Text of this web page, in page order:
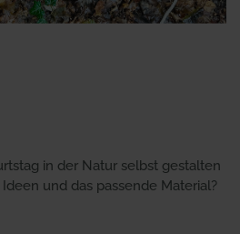
in der Natur selbst gestalten
und das passende Material?